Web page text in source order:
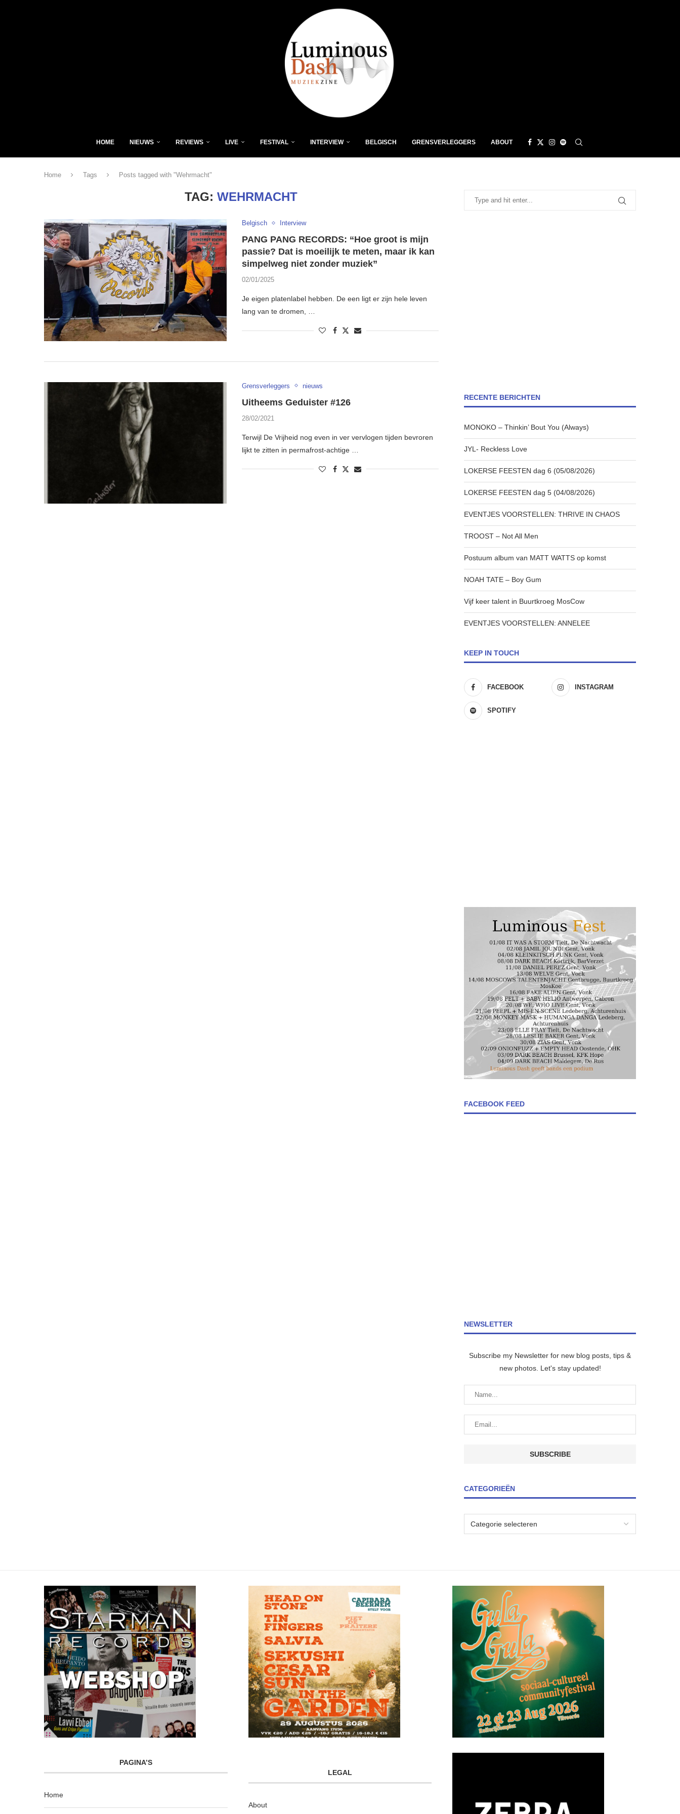
HOME NIEUWS REVIEWS LIVE FESTIVAL INTERVIEW BELGISCH GRENSVERLEGGERS ABOUT
Home Tags Posts tagged with "Wehrmacht"
TAG:WEHRMACHT
Belgisch Interview
PANG PANG RECORDS: “Hoe groot is mijn
passie? Dat is moeilijk te meten, maar ik kan
simpelweg niet zonder muziek”
02/01/2025
Je eigen platenlabel hebben. De een ligt er zijn hele leven
lang van te dromen, …
Grensverleggers nieuws
Uitheems Geduister #126
28/02/2021
Terwijl De Vrijheid nog even in ver vervlogen tijden bevroren
lijkt te zitten in permafrost-achtige …
RECENTE BERICHTEN
MONOKO – Thinkin’ Bout You (Always)
JYL- Reckless Love
LOKERSE FEESTEN dag 6 (05/08/2026)
LOKERSE FEESTEN dag 5 (04/08/2026)
EVENTJES VOORSTELLEN: THRIVE IN CHAOS
TROOST – Not All Men
Postuum album van MATT WATTS op komst
NOAH TATE – Boy Gum
Vijf keer talent in Buurtkroeg MosCow
EVENTJES VOORSTELLEN: ANNELEE
KEEP IN TOUCH
FACEBOOK INSTAGRAM
SPOTIFY
FACEBOOK FEED
NEWSLETTER
Subscribe my Newsletter for new blog posts, tips &
new photos. Let's stay updated!
CATEGORIEËN
PAGINA’S
Home
LEGAL
About